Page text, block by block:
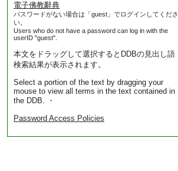
電子佛教辭典
パスワードがない場合は「guest」でログインしてくださ
い。
Users who do not have a password can log in with the
userID "guest".
本文をドラッグして選択するとDDBの見出し語
検索結果が表示されます。
Select a portion of the text by dragging your
mouse to view all terms in the text contained in
the DDB. ・
Password Access Policies